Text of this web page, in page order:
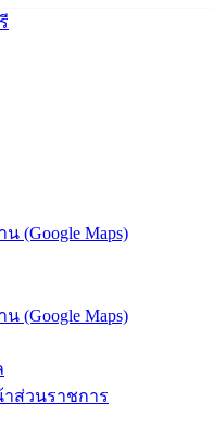
(Google Maps)
ส่วนราชการ
(Google Maps)
รรมสานความสัมพันธ์
ายุร่วมกิจกรรม
สูงวัย เทศบาล
vichakarn2#
รรมสานความสัมพันธ์